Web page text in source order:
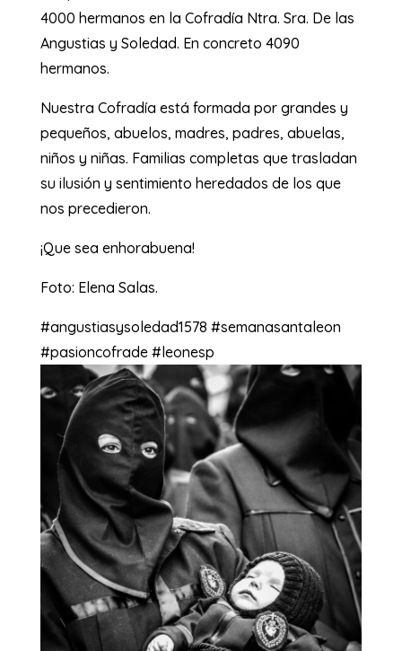
4000 hermanos en la Cofradía Ntra. Sra. De las
Angustias y Soledad. En concreto 4090
hermanos.
Nuestra Cofradía está formada por grandes y
pequeños, abuelos, madres, padres, abuelas,
niños y niñas. Familias completas que trasladan
su ilusión y sentimiento heredados de los que
nos precedieron.
¡Que sea enhorabuena!
Foto: Elena Salas.
#angustiasysoledad1578 #semanasantaleon
#pasioncofrade #leonesp